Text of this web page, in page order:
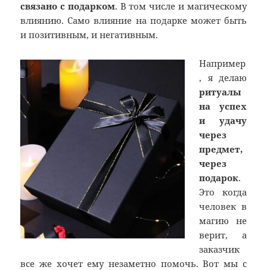
связано с подарком. В том числе и магическому
влиянию. Само влияние на подарке может быть
и позитивным, и негативным.
Например
, я делаю
ритуалы
на успех
и удачу
через
предмет,
через
подарок.
Это когда
человек в
магию не
верит, а
заказчик
все же хочет ему незаметно помочь. Вот мы с